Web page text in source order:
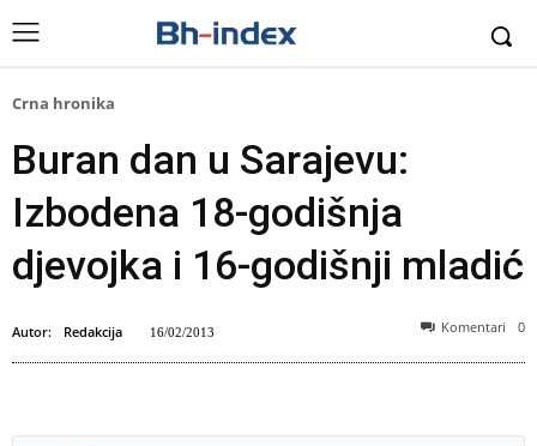
Crna hronika
Buran dan u Sarajevu:
Izbodena 18-godišnja
djevojka i 16-godišnji mladić
Autor: Redakcija 16/02/2013 Komentari 0